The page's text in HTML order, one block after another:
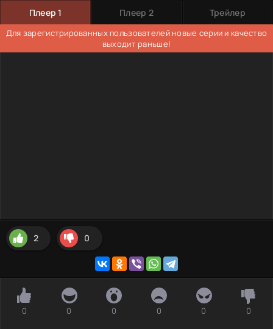
Плеер 1 Плеер 2 Трейлер
Для зарегистрированных пользователей новые серии и качество
выходит раньше!
2 0
0 0 0 0 0 0